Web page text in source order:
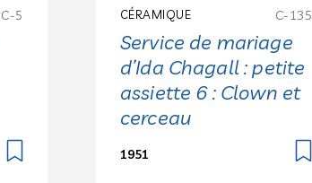
C-5 CÉRAMIQUE C-135
Service de mariage
d’Ida Chagall : petite
assiette 6 : Clown et
cerceau
1951